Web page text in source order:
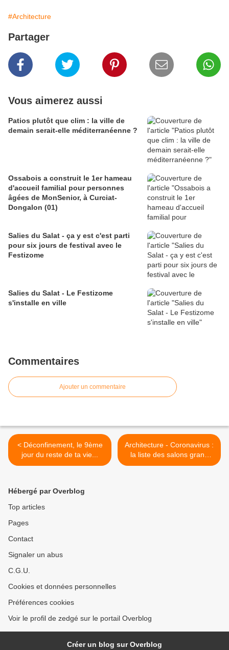
#Architecture
Partager
Vous aimerez aussi
Patios plutôt que clim : la ville de
demain serait-elle méditerranéenne ?
Ossabois a construit le 1er hameau
d'accueil familial pour personnes
âgées de MonSenior, à Curciat-
Dongalon (01)
Salies du Salat - ça y est c'est parti
pour six jours de festival avec le
Festizome
Salies du Salat - Le Festizome
s'installe en ville
Commentaires
Ajouter un commentaire
< Déconfinement, le 9ème
jour du reste de ta vie...
Architecture - Coronavirus :
la liste des salons grand
public et professionnels
Hébergé par Overblog
Top articles
Pages
Contact
Signaler un abus
C.G.U.
Cookies et données personnelles
Préférences cookies
Voir le profil de zedgé sur le portail Overblog
Créer un blog sur Overblog